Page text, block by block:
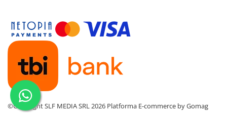
©Copyright SLF MEDIA SRL 2026 Platforma E-commerce by Gomag